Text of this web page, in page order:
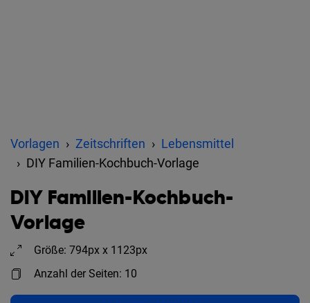
Vorlagen Zeitschriften
Lebensmittel
DIY Familien-Kochbuch-Vorlage
DIY Familien-Kochbuch-
Vorlage
Größe: 794px x 1123px
Anzahl der Seiten: 10